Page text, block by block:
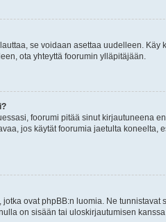
se voidaan asettaa uudelleen. Käy
ota yhteyttä foorumin ylläpitäjään.
foorumi pitää sinut kirjautuneena
jos käytät foorumia jaetulta
jotka ovat phpBB:n luomia. Ne
on sisään tai uloskirjautumisen